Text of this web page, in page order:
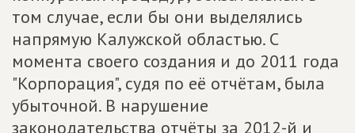
том случае, если бы они выделялись
напрямую Калужской областью. С
момента своего создания и до 2011 года
"Корпорация", судя по её отчётам, была
убыточной. В нарушение
законодательства отчёты за 2012-й и